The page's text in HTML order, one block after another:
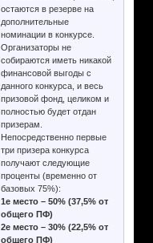
остаются в резерве на
дополнительные
номинации в конкурсе.
Организаторы не
собираются иметь никакой
финансовой выгоды с
данного конкурса, и весь
призовой фонд, целиком и
полностью будет отдан
призерам.
Непосредственно первые
три призера конкурса
получают следующие
проценты (временно от
базовых 75%):
1е место – 50% (37,5% от
общего ПФ)
2е место – 30% (22,5% от
общего ПФ)